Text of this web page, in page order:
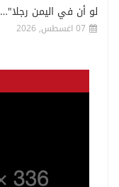
لو أن في اليمن رجلا"…
07 اغسطس, 2026